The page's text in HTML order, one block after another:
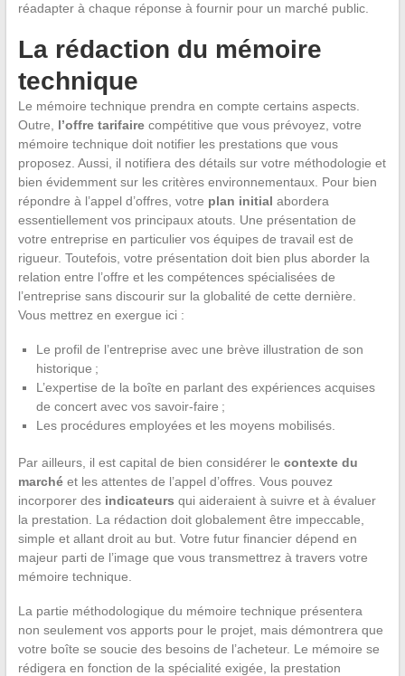
réadapter à chaque réponse à fournir pour un marché public.
La rédaction du mémoire
technique
Le mémoire technique prendra en compte certains aspects.
Outre, l’offre tarifairecompétitive que vous prévoyez, votre
mémoire technique doit notifier les prestations que vous
proposez. Aussi, il notifiera des détails sur votre méthodologie et
bien évidemment sur les critères environnementaux. Pour bien
répondre à l’appel d’offres, votre plan initial abordera
essentiellement vos principaux atouts. Une présentation de
votre entreprise en particulier vos équipes de travail est de
rigueur. Toutefois, votre présentation doit bien plus aborder la
relation entre l’offre et les compétences spécialisées de
l’entreprise sans discourir sur la globalité de cette dernière.
Vous mettrez en exergue ici :
Le profil de l’entreprise avec une brève illustration de son
historique ;
L’expertise de la boîte en parlant des expériences acquises
de concert avec vos savoir-faire ;
Les procédures employées et les moyens mobilisés.
Par ailleurs, il est capital de bien considérer le contexte du
marchéet les attentes de l’appel d’offres. Vous pouvez
incorporer des indicateurs qui aideraient à suivre et à évaluer
la prestation. La rédaction doit globalement être impeccable,
simple et allant droit au but. Votre futur financier dépend en
majeur parti de l’image que vous transmettrez à travers votre
mémoire technique.
La partie méthodologique du mémoire technique présentera
non seulement vos apports pour le projet, mais démontrera que
votre boîte se soucie des besoins de l’acheteur. Le mémoire se
rédigera en fonction de la spécialité exigée, la prestation